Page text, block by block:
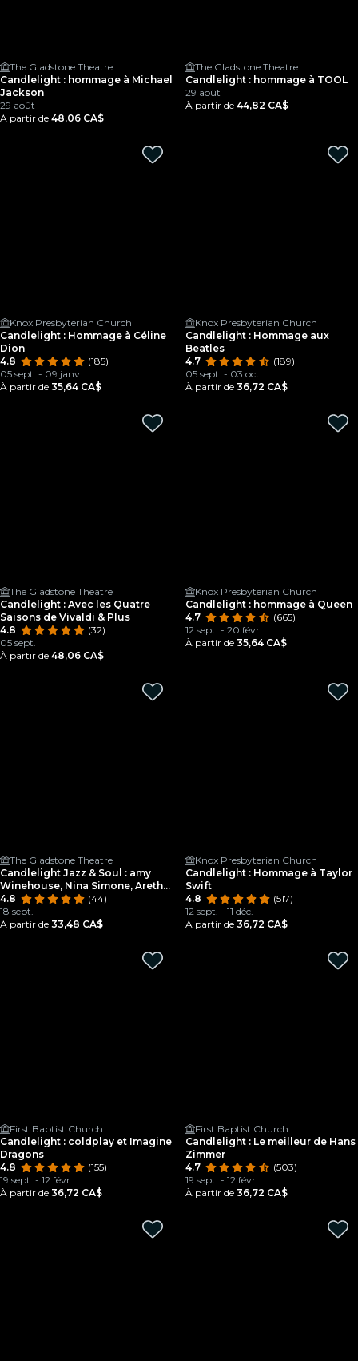
The Gladstone Theatre
Candlelight : hommage à Michael
Jackson
29 août
À partir de 48,06 CA$
The Gladstone Theatre
Candlelight : hommage à TOOL
29 août
À partir de 44,82 CA$
Knox Presbyterian Church
Candlelight : Hommage à Céline
Dion
4.8
(185)
05 sept. - 09 janv.
À partir de 35,64 CA$
Knox Presbyterian Church
Candlelight : Hommage aux
Beatles
4.7
(189)
05 sept. - 03 oct.
À partir de 36,72 CA$
The Gladstone Theatre
Candlelight : Avec les Quatre
Saisons de Vivaldi & Plus
4.8
(32)
05 sept.
À partir de 48,06 CA$
Knox Presbyterian Church
Candlelight : hommage à Queen
4.7
(665)
12 sept. - 20 févr.
À partir de 35,64 CA$
The Gladstone Theatre
Candlelight Jazz & Soul : amy
Winehouse, Nina Simone, Aretha
Franklin et bien d'autres grands
noms du jazz.
4.8
(44)
18 sept.
À partir de 33,48 CA$
Knox Presbyterian Church
Candlelight : Hommage à Taylor
Swift
4.8
(517)
12 sept. - 11 déc.
À partir de 36,72 CA$
First Baptist Church
Candlelight : coldplay et Imagine
Dragons
4.8
(155)
19 sept. - 12 févr.
À partir de 36,72 CA$
First Baptist Church
Candlelight : Le meilleur de Hans
Zimmer
4.7
(503)
19 sept. - 12 févr.
À partir de 36,72 CA$